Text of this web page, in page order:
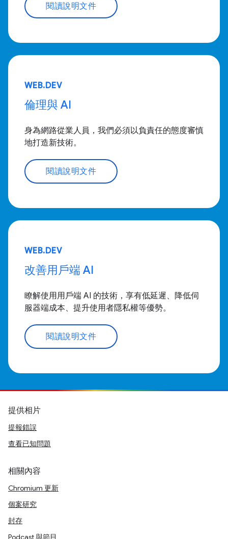
閱讀說明文件
WEB.DEV
倫理與 AI
身為網路從業人員，我們必須以負責任的態度審慎
地打造新技術。
閱讀說明文件
WEB.DEV
改善用戶端 AI
瞭解使用用戶端 AI 的技術，享有低延遲、降低伺
服器端成本、提升使用者隱私權等優勢。
閱讀說明文件
提供相片
提報錯誤
查看已知問題
相關內容
Chromium 更新
個案研究
封存
Podcast 與節目